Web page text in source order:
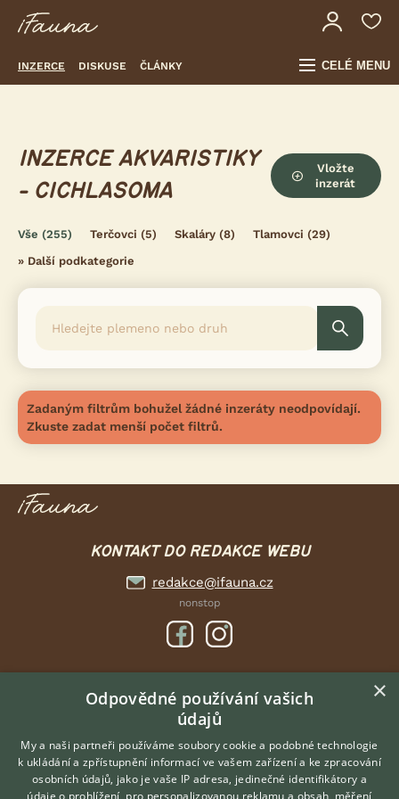
INZERCE DISKUSE ČLÁNKY CELÉ MENU
INZERCE AKVARISTIKY
- CICHLASOMA
Vložte
inzerát
Vše (255) Terčovci (5) Skaláry (8) Tlamovci (29)
» Další podkategorie
Zadaným filtrům bohužel žádné inzeráty neodpovídají.
Zkuste zadat menší počet filtrů.
KONTAKT DO REDAKCE WEBU
redakce@ifauna.cz
nonstop
DOMOVSKÁ STRÁNKA
INZERCE
DISKUSE
ČLÁNKY
×
Odpovědné používání vašich
údajů
My a naši partneři používáme soubory cookie a podobné technologie
k ukládání a zpřístupnění informací ve vašem zařízení a ke zpracování
osobních údajů, jako je vaše IP adresa, jedinečné identifikátory a
údaje o prohlížení, pro personalizovanou reklamu a obsah, měření